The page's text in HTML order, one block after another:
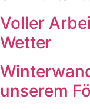
Voller
Wetter
unserem